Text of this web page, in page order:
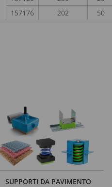
157176
202 50
SUPPORTI DA PAVIMENTO